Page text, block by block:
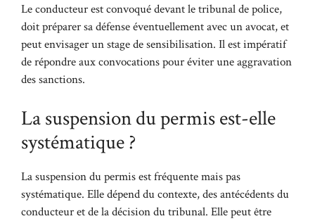
Le conducteur est convoqué devant le tribunal de police,
doit préparer sa défense éventuellement avec un avocat, et
peut envisager un stage de sensibilisation. Il est impératif
de répondre aux convocations pour éviter une aggravation
des sanctions.
La suspension du permis est-elle
systématique ?
La suspension du permis est fréquente mais pas
systématique. Elle dépend du contexte, des antécédents du
conducteur et de la décision du tribunal. Elle peut être